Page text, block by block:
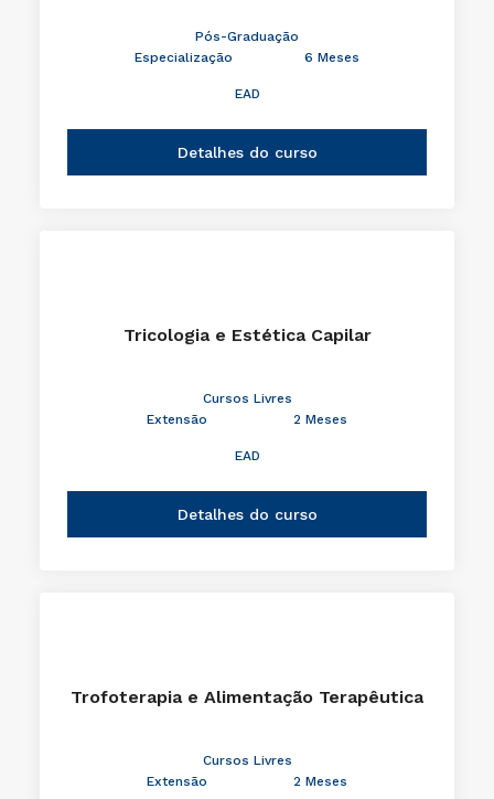
Pós-Graduação
Especialização
6 Meses
EAD
Detalhes do curso
Tricologia e Estética Capilar
Cursos Livres
Extensão
2 Meses
EAD
Detalhes do curso
Trofoterapia e Alimentação Terapêutica
Cursos Livres
Extensão
2 Meses